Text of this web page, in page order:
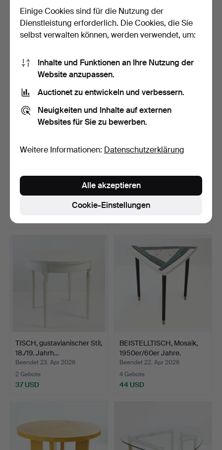
TISCH, Art Déco, 1930er
Jahre.
Beendet 14. Mai 2026
SCHREIBTISCH, Jugend,
frühes 20. Jahrhunde…
Beendet 14. Mai 2026
TISCH, Jugend, um
Beendet 28. Apr 2026
Ein Satz von 2
Beistelltischen aus Glas
un…
Beendet 24. Apr 2026
6 Gebote
TISCH, gustavianischer Stil,
18./19. Jahrh…
Beendet 23. Apr 2026
2 Gebote
37 USD
BEISTELLTISCH, Mosaik,
1950er/60er Jahre.
Beendet 22. Apr 2026
4 Gebote
44 USD
Einige Cookies sind für die Nutzung der
Dienstleistung erforderlich. Die Cookies, die Sie
selbst verwalten können, werden verwendet, um:
Inhalte und Funktionen an Ihre Nutzung der
Website anzupassen.
Auctionet zu entwickeln und verbessern.
Neuigkeiten und Inhalte auf externen
Websites für Sie zu bewerben.
Weitere Informationen: Datenschutzerklärung
Cookie-Einstellungen
Alle akzeptieren